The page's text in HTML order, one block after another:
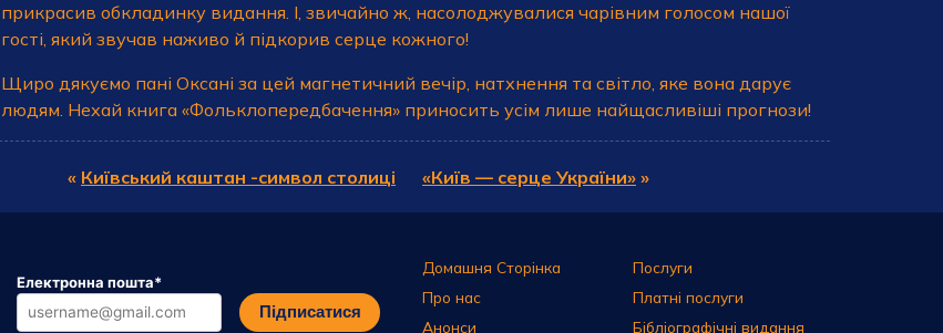
прикрасив обкладинку видання. І, звичайно ж, насолоджувалися чарівним голосом нашої
гості, який звучав наживо й підкорив серце кожного!
Щиро дякуємо пані Оксані за цей магнетичний вечір, натхнення та світло, яке вона дарує
людям. Нехай книга «Фольклопередбачення» приносить усім лише найщасливіші прогнози!
« Київський каштан -символ столиці «Київ — серце України» »
Електронна пошта*
Підписатися
Домашня Сторінка
Про нас
Анонси
Послуги
Платні послуги
Бібліографічні видання